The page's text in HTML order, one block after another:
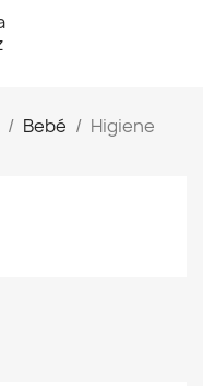
Bebé
Higiene